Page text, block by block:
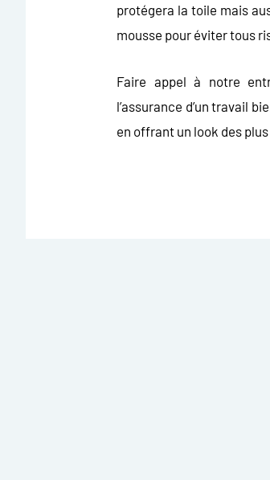
protégera la toile mais
mousse pour éviter tous
Faire appel à notre
l’assurance d’un travail
en offrant un look des